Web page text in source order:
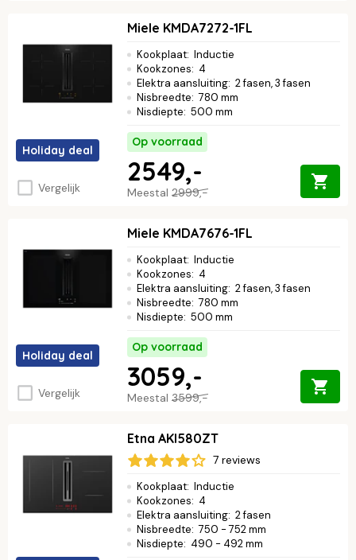
Holiday deal
Vergelijk
Miele KMDA7272-1FL
Kookplaat: Inductie
Kookzones: 4
Elektra aansluiting: 2 fasen, 3 fasen
Nisbreedte: 780 mm
Nisdiepte: 500 mm
Op voorraad
Meestal 2999,-
2549,-
Holiday deal
Vergelijk
Miele KMDA7676-1FL
Kookplaat: Inductie
Kookzones: 4
Elektra aansluiting: 2 fasen, 3 fasen
Nisbreedte: 780 mm
Nisdiepte: 500 mm
Op voorraad
Meestal 3599,-
3059,-
Etna AKI580ZT
7 reviews
Kookplaat: Inductie
Kookzones: 4
Elektra aansluiting: 2 fasen
Nisbreedte: 750 - 752 mm
Nisdiepte: 490 - 492 mm